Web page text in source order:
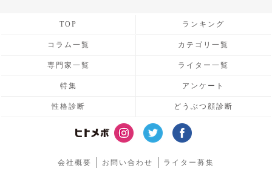
TOP ランキング
コラム一覧 カテゴリ一覧
専門家一覧 ライター一覧
特集 アンケート
性格診断 どうぶつ顔診断
会社概要 お問い合わせ ライター募集